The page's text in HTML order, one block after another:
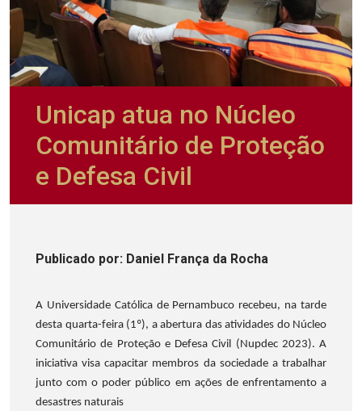
Unicap atua no Núcleo
Comunitário de Proteção
e Defesa Civil
Publicado por: Daniel França da Rocha
A Universidade Católica de Pernambuco recebeu, na tarde
desta quarta-feira (1º), a abertura das atividades do Núcleo
Comunitário de Proteção e Defesa Civil (Nupdec 2023). A
iniciativa visa capacitar membros da sociedade a trabalhar
junto com o poder público em ações de enfrentamento a
desastres naturais